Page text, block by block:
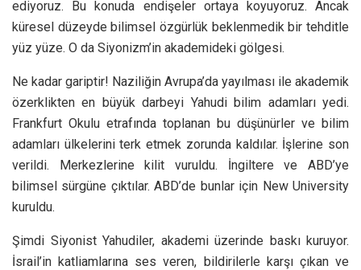
ediyoruz. Bu konuda endişeler ortaya koyuyoruz. Ancak
küresel düzeyde bilimsel özgürlük beklenmedik bir tehditle
yüz yüze. O da Siyonizm’in akademideki gölgesi.
Ne kadar gariptir! Naziliğin Avrupa’da yayılması ile akademik
özerklikten en büyük darbeyi Yahudi bilim adamları yedi.
Frankfurt Okulu etrafında toplanan bu düşünürler ve bilim
adamları ülkelerini terk etmek zorunda kaldılar. İşlerine son
verildi. Merkezlerine kilit vuruldu. İngiltere ve ABD’ye
bilimsel sürgüne çıktılar. ABD’de bunlar için New University
kuruldu.
Şimdi Siyonist Yahudiler, akademi üzerinde baskı kuruyor.
İsrail’in katliamlarına ses veren, bildirilerle karşı çıkan ve